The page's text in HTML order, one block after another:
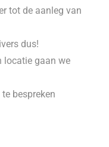
tot de aanleg van
dus!
locatie gaan we
bespreken